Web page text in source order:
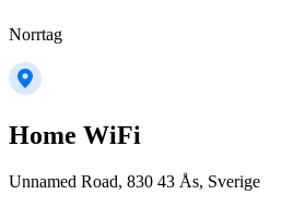
Norrtag
Home WiFi
Unnamed Road, 830 43 Ås, Sverige